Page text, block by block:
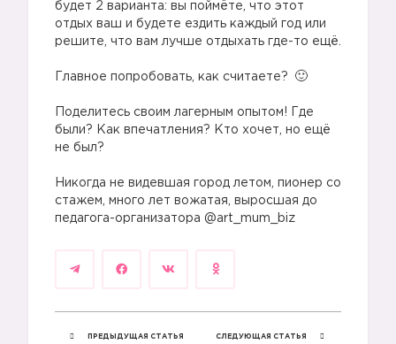
будет 2 варианта: вы поймёте, что этот
отдых ваш и будете ездить каждый год или
решите, что вам лучше отдыхать где-то ещё.
Главное попробовать, как считаете?
Поделитесь своим лагерным опытом! Где
были? Как впечатления? Кто хочет, но ещё
не был?
Никогда не видевшая город летом, пионер со
стажем, много лет вожатая, выросшая до
педагога-организатора @art_mum_biz
ПРЕДЫДУЩАЯ СТАТЬЯ СЛЕДУЮЩАЯ СТАТЬЯ